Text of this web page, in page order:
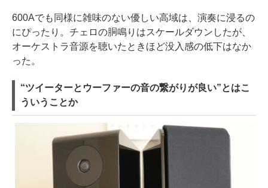
600Aでも同様に雑味のない優しい高域は、演奏に浸るの
にぴったり。チェロの胴鳴りはスケールダウンしたが、
オーケストラ音源を聴いたときほど没入感の低下はなか
った。
“ツイーターとウーファーの音の繋がりが良い”とはこ
ういうことか